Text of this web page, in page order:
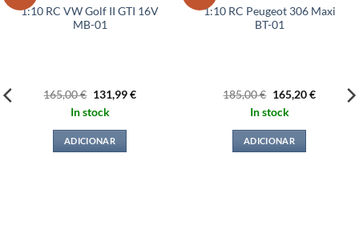
1:10 RC VW Golf II GTI 16V
MB-01
165,00€ O
preço
original
165,00 €.
131,99€O
In stock
ADICIONAR
1:10 RC Peugeot 306 Maxi
BT-01
185,00€ O
preço
original
185,00 €.
165,20€O
In stock
ADICIONAR